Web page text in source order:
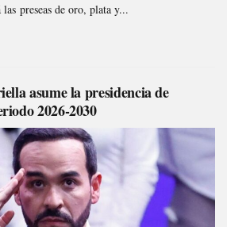
preseas de oro, plata y...
asume la presidencia de
2026-2030